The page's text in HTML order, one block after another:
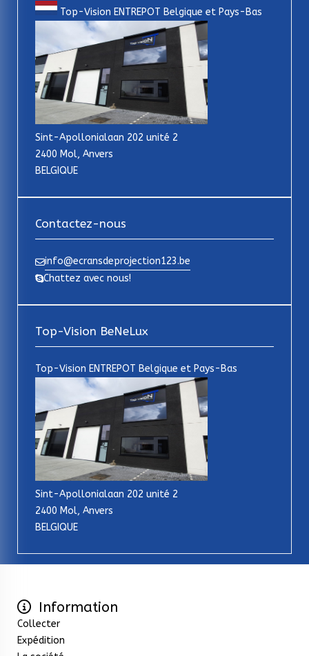
Top-Vision ENTREPOT Belgique et Pays-Bas
Sint-Apollonialaan 202 unité 2
2400 Mol, Anvers
BELGIQUE
Contactez-nous
info@ecransdeprojection123.be
Chattez avec nous!
Top-Vision BeNeLux
Top-Vision ENTREPOT Belgique et Pays-Bas
Sint-Apollonialaan 202 unité 2
2400 Mol, Anvers
BELGIQUE
Information
Collecter
Expédition